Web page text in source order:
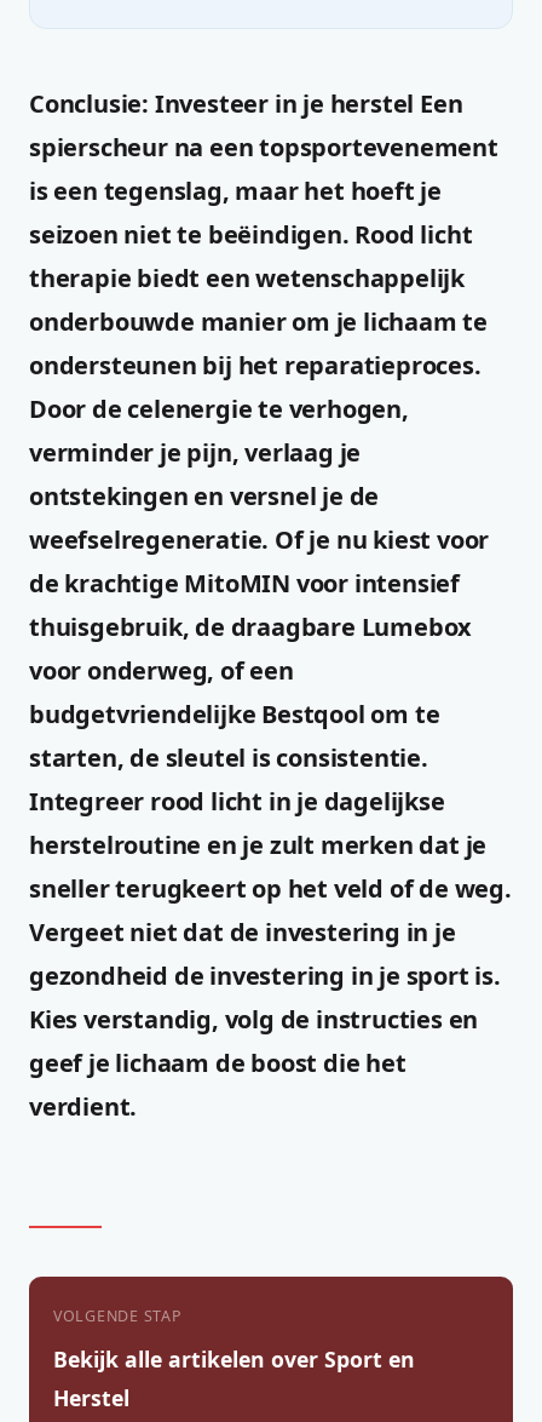
Conclusie: Investeer in je herstel Een
spierscheur na een topsportevenement
is een tegenslag, maar het hoeft je
seizoen niet te beëindigen. Rood licht
therapie biedt een wetenschappelijk
onderbouwde manier om je lichaam te
ondersteunen bij het reparatieproces.
Door de celenergie te verhogen,
verminder je pijn, verlaag je
ontstekingen en versnel je de
weefselregeneratie. Of je nu kiest voor
de krachtige MitoMIN voor intensief
thuisgebruik, de draagbare Lumebox
voor onderweg, of een
budgetvriendelijke Bestqool om te
starten, de sleutel is consistentie.
Integreer rood licht in je dagelijkse
herstelroutine en je zult merken dat je
sneller terugkeert op het veld of de weg.
Vergeet niet dat de investering in je
gezondheid de investering in je sport is.
Kies verstandig, volg de instructies en
geef je lichaam de boost die het
verdient.
VOLGENDE STAP
Bekijk alle artikelen over Sport en
Herstel